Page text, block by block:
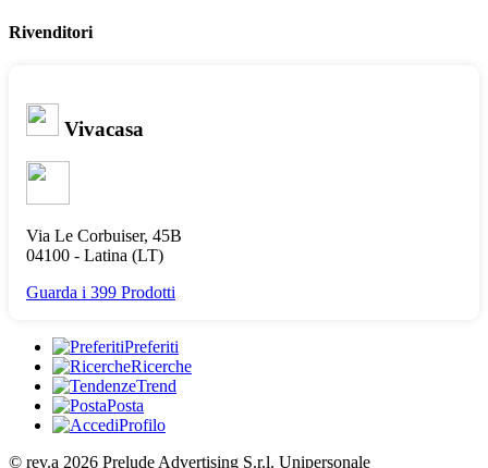
Rivenditori
Vivacasa
Via Le Corbuiser, 45B
04100 - Latina (LT)
Guarda i 399 Prodotti
Preferiti
Ricerche
Trend
Posta
Profilo
© rev.a 2026 Prelude Advertising S.r.l. Unipersonale